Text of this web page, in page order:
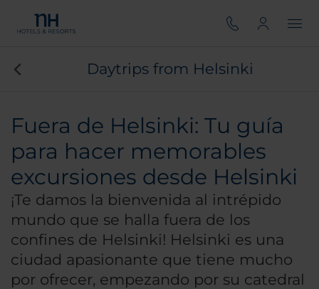
Daytrips from Helsinki
Fuera de Helsinki: Tu guía
para hacer memorables
excursiones desde Helsinki
¡Te damos la bienvenida al intrépido
mundo que se halla fuera de los
confines de Helsinki! Helsinki es una
ciudad apasionante que tiene mucho
por ofrecer, empezando por su catedral